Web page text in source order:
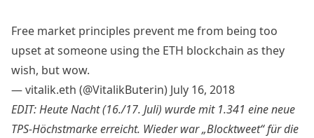
Free market principles prevent me from being too
upset at someone using the ETH blockchain as they
wish, but wow.
— vitalik.eth (@VitalikButerin) July 16, 2018
EDIT: Heute Nacht (16./17. Juli) wurde mit 1.341 eine neue
TPS-Höchstmarke erreicht. Wieder war „Blocktweet“ für die